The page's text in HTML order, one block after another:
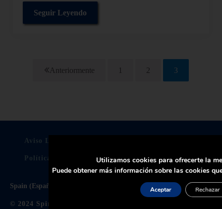
Seguir LeyendoIdeas para Mejorar el rendimiento de los
Anteriormente Página
1 Página
2 Página
3
Aviso Legal
Política de Cookies Certificados
Spain (España)
© 2024 Spirax Sarco Limited. All Rights Reserved.
Utilizamos cookies para ofrecerte la
Puede obtener más información sobre las cookies
Aceptar Rechazar